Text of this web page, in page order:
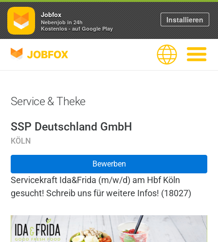
JOBFOX Sprache
Service & Theke
SSP Deutschland GmbH
KÖLN
Bewerben
Servicekraft Ida&Frida (m/w/d) am Hbf Köln
gesucht! Schreib uns für weitere Infos! (18027)
Jobfox
Nebenjob in 24h
Kostenlos - auf Google Play
Installieren